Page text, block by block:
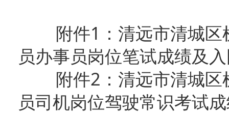
附件1：清远市清城
员办事员岗位笔试成绩及
附件2：清远市清城
员司机岗位驾驶常识考试